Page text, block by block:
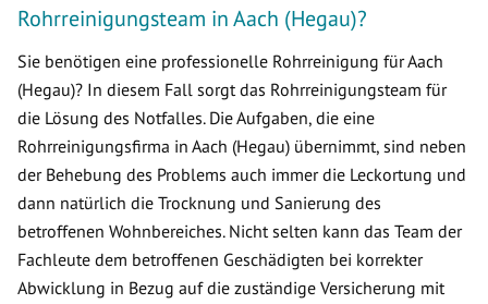
Rohrreinigungsteam in Aach (Hegau)?
Sie benötigen eine professionelle Rohrreinigung für Aach
(Hegau)? In diesem Fall sorgt das Rohrreinigungsteam für
die Lösung des Notfalles. Die Aufgaben, die eine
Rohrreinigungsfirma in Aach (Hegau) übernimmt, sind neben
der Behebung des Problems auch immer die Leckortung und
dann natürlich die Trocknung und Sanierung des
betroffenen Wohnbereiches. Nicht selten kann das Team der
Fachleute dem betroffenen Geschädigten bei korrekter
Abwicklung in Bezug auf die zuständige Versicherung mit